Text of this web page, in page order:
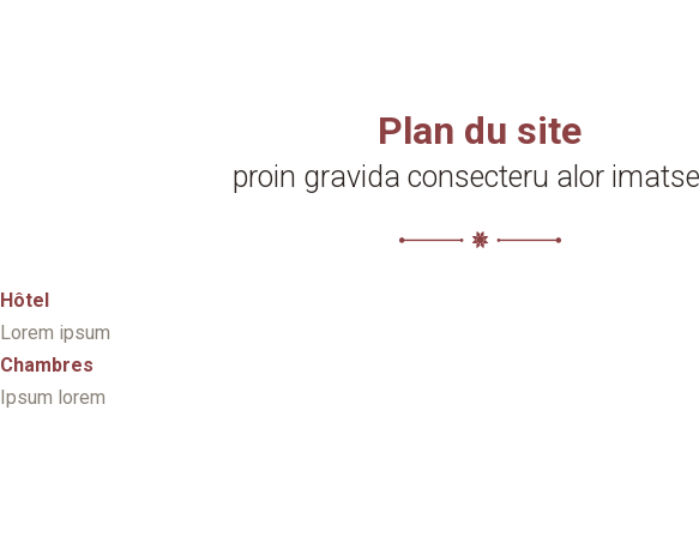
Plan du site
proin gravida consecteru alor
Hôtel
Lorem ipsum
Chambres
Ipsum lorem